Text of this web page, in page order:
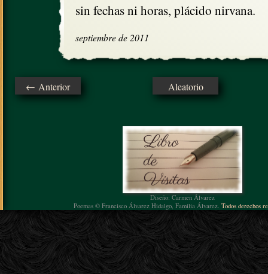
sin fechas ni horas, plácido nirvana.
septiembre de 2011
← Anterior Aleatorio
Diseño: Carmen Álvarez
Poemas © Francisco Álvarez Hidalgo, Familia Álvarez. Todos derechos